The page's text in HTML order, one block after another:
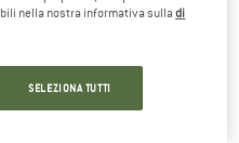
nella nostra informativa sulladi
SELEZIONA TUTTI